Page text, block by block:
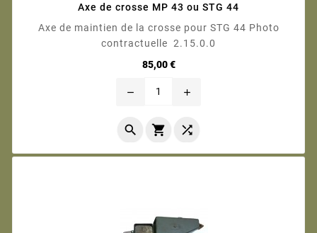
Axe de crosse MP 43 ou STG 44
Axe de maintien de la crosse pour STG 44 Photo
contractuelle 2.15.0.0
85,00 €Prix
remove add
  